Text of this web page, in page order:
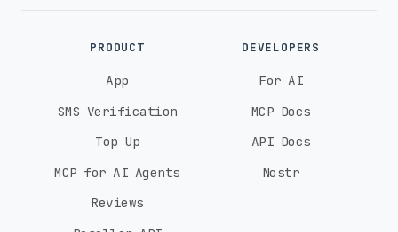
PRODUCT
App
SMS Verification
Top Up
MCP for AI Agents
Reviews
DEVELOPERS
For AI
MCP Docs
API Docs
Nostr